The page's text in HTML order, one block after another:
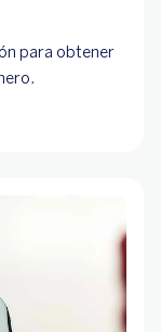
para obtener